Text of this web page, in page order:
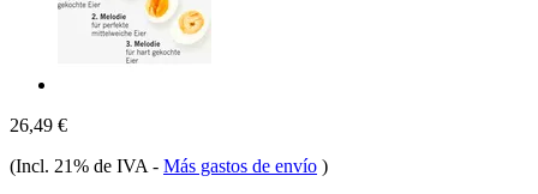
26,49 €
(Incl. 21% de IVA - Más gastos de envío )